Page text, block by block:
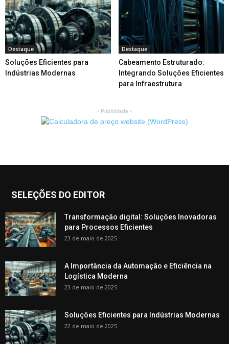
Destaque
Soluções Eficientes para
Indústrias Modernas
Destaque
Cabeamento Estruturado:
Integrando Soluções Eficientes
para Infraestrutura
- Publicidade -
SELEÇÕES DO EDITOR
Transformação digital: Soluções Inovadoras
para Processos Eficientes
23 de maio de 2025
A Importância da Automação e Eficiência na
Logística Moderna
23 de maio de 2025
Soluções Eficientes para Indústrias Modernas
22 de maio de 2025